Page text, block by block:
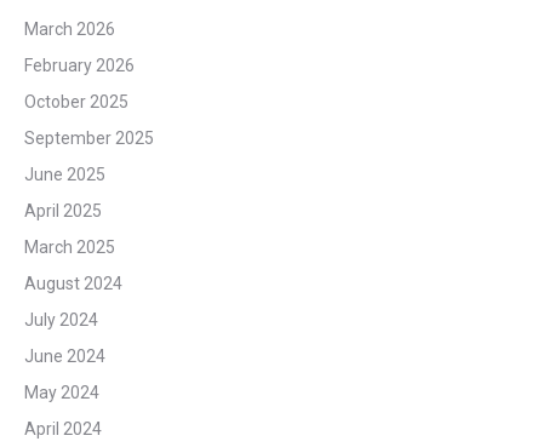
March 2026
February 2026
October 2025
September 2025
June 2025
April 2025
March 2025
August 2024
July 2024
June 2024
May 2024
April 2024